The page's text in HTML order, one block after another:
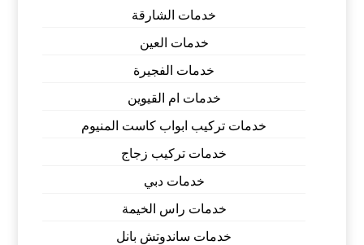
خدمات الشارقة
خدمات العين
خدمات الفجيرة
خدمات ام القيوين
خدمات تركيب ابواب كاست المنيوم
خدمات تركيب زجاج
خدمات دبي
خدمات راس الخيمة
خدمات ساندوتش بانل